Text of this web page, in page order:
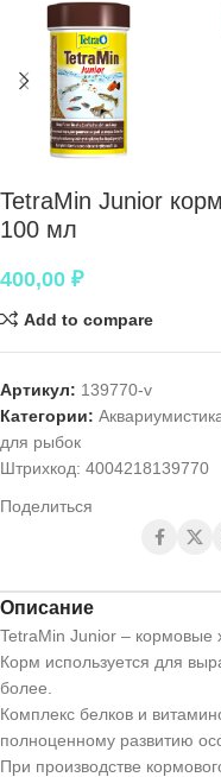
TetraMin Junior
100 мл
400,00 ₽
Add to compare
Артикул: 139770-v
Категории:
для рыбок
Штрихкод: 4004218139770
Поделиться
Описание
TetraMin Junior – кормовые
Корм используется для
более.
Комплекс белков и
полноценному развитию
При производстве